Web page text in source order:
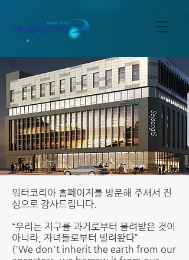
워터코리아 홈페이지를 방문해 주셔서 진
심으로 감사드립니다.
“우리는 지구를 과거로부터 물려받은 것이
아니라, 자녀들로부터 빌려왔다”
('We don't inherit the earth from our